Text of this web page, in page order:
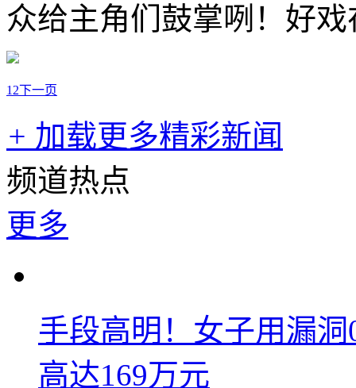
众给主角们鼓掌咧！好
1 2下一页
+ 加载更多精彩新闻
频道热点
更多
手段高明！女子用漏
高达169万元